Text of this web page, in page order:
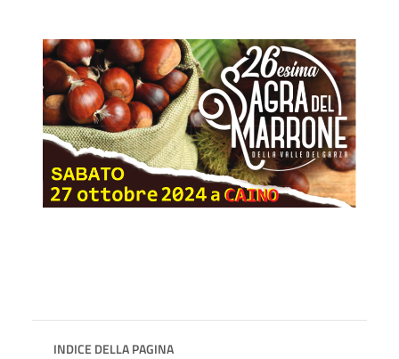
INDICE DELLA PAGINA